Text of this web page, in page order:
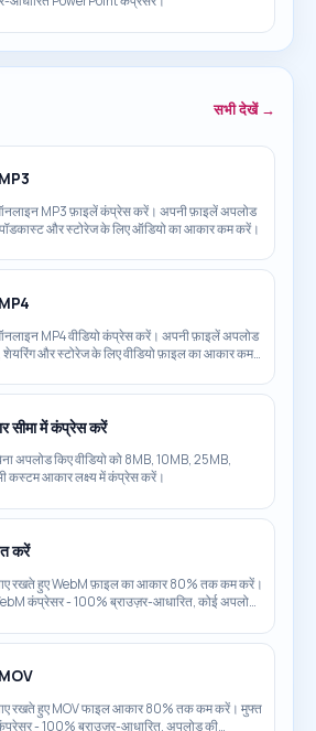
सभी देखें →
MP3 फ़ाइलें कंप्रेस करें। अपनी फ़ाइलें अपलोड
पॉडकास्ट और स्टोरेज के लिए ऑडियो का आकार कम करें।
MP4 वीडियो कंप्रेस करें। अपनी फ़ाइलें अपलोड
शेयरिंग और स्टोरेज के लिए वीडियो फ़ाइल का आकार कम
सीमा में कंप्रेस करें
अपलोड किए वीडियो को 8MB, 10MB, 25MB,
कस्टम आकार लक्ष्य में कंप्रेस करें।
करें
रखते हुए WebM फ़ाइल का आकार 80% तक कम करें।
कंप्रेसर - 100% ब्राउज़र-आधारित, कोई अपलोड
रखते हुए MOV फाइल आकार 80% तक कम करें। मुफ्त
- 100% ब्राउज़र-आधारित, अपलोड की